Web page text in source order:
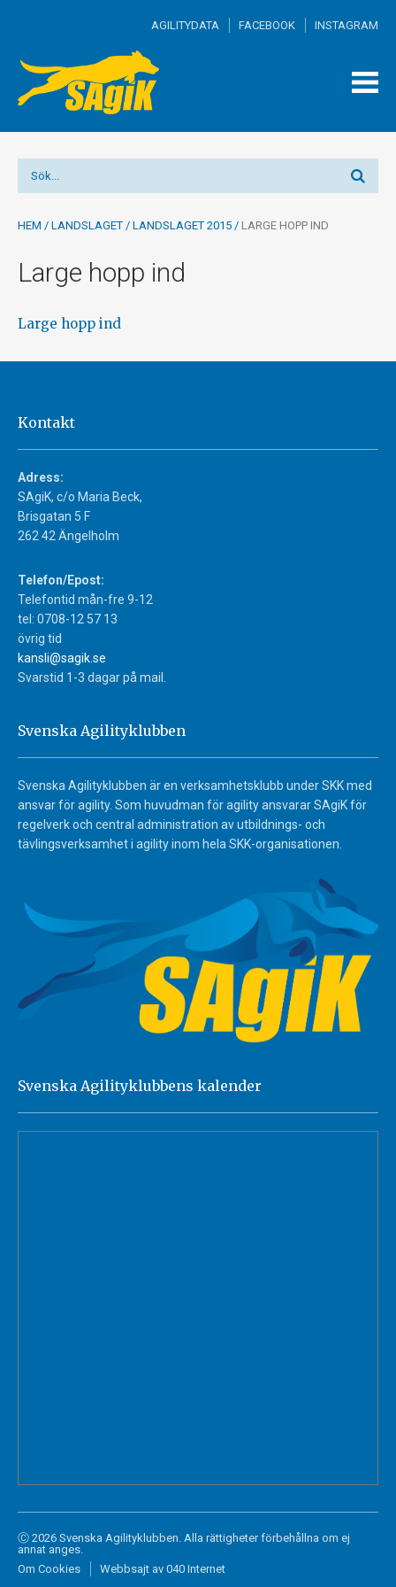
AGILITYDATA FACEBOOK INSTAGRAM
HEM / LANDSLAGET / LANDSLAGET 2015 / LARGE HOPP IND
Large hopp ind
Large hopp ind
Kontakt
Adress:
SAgiK, c/o Maria Beck,
Brisgatan 5 F
262 42 Ängelholm
Telefon/Epost:
Telefontid mån-fre 9-12
tel: 0708-12 57 13
övrig tid
kansli@sagik.se
Svarstid 1-3 dagar på mail.
Svenska Agilityklubben
Svenska Agilityklubben är en verksamhetsklubb under SKK med
ansvar för agility. Som huvudman för agility ansvarar SAgiK för
regelverk och central administration av utbildnings- och
tävlingsverksamhet i agility inom hela SKK-organisationen.
Svenska Agilityklubbens kalender
Ⓒ 2026 Svenska Agilityklubben. Alla rättigheter förbehållna om ej
annat anges.
Om Cookies
Webbsajt av 040 Internet